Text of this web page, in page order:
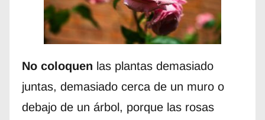
No coloquen las plantas demasiado
juntas, demasiado cerca de un muro o
debajo de un árbol, porque las rosas